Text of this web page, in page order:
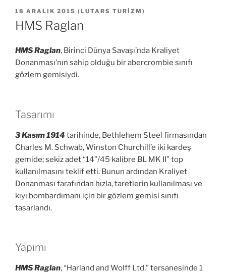
YAYIM
TARIHI
18 ARALIK 2015 ( LUTARS TURIZM )
HMS Raglan
HMS Raglan, Birinci Dünya Savaşı’nda Kraliyet
Donanması’nın sahip olduğu bir abercrombie sınıfı
gözlem gemisiydi.
Tasarımı
3 Kasım 1914 tarihinde, Bethlehem Steel firmasından
Charles M. Schwab, Winston Churchill’e iki kardeş
gemide; sekiz adet “14”/45 kalibre BL MK II” top
kullanılmasını teklif etti. Bunun ardından Kraliyet
Donanması tarafından hızla, taretlerin kullanılması ve
kıyı bombardımanı için bir gözlem gemisi sınıfı
tasarlandı.
Yapımı
HMS Raglan, “Harland and Wolff Ltd.” tersanesinde 1